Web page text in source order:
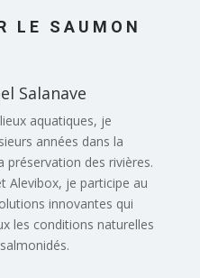
LE SAUMON
Salanave
aquatiques, je
années dans la
préservation des rivières.
Alevibox, je participe au
innovantes qui
les conditions naturelles